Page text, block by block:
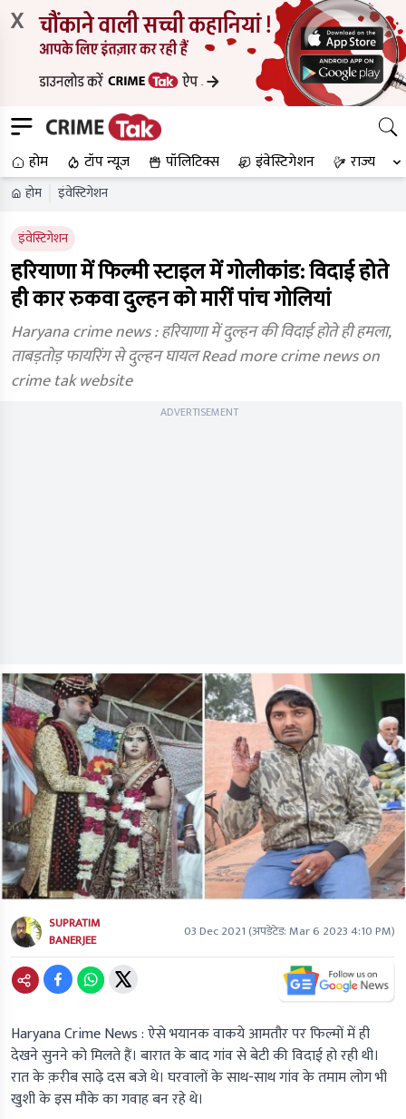
X
होम टॉप न्यूज पॉलिटिक्स इंवेस्टिगेशन राज्य
होम इंवेस्टिगेशन
इंवेस्टिगेशन
हरियाणा में फिल्मी स्टाइल में गोलीकांड: विदाई होते
ही कार रुकवा दुल्हन को मारीं पांच गोलियां
Haryana crime news : हरियाणा में दुल्हन की विदाई होते ही हमला,
ताबड़तोड़ फायरिंग से दुल्हन घायल Read more crime news on
crime tak website
ADVERTISEMENT
SUPRATIM
BANERJEE
03 Dec 2021(अपडेटेड:Mar 6 2023 4:10 PM)
Haryana Crime News :ऐसे भयानक वाकये आमतौर पर फिल्मों में ही
देखने सुनने को मिलते हैं। बारात के बाद गांव से बेटी की विदाई हो रही थी।
रात के क़रीब साढ़े दस बजे थे। घरवालों के साथ-साथ गांव के तमाम लोग भी
खुशी के इस मौके का गवाह बन रहे थे।